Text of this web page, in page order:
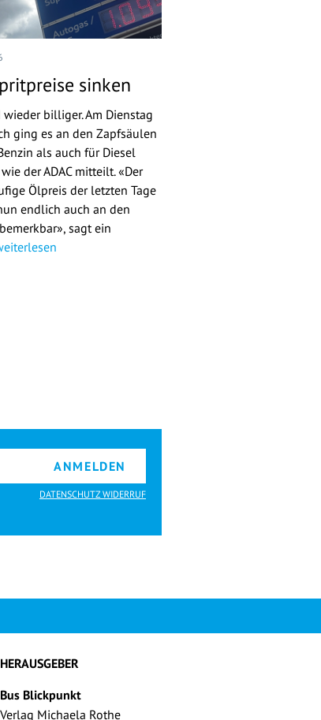
sinken
billiger. Am Dienstag
ging es an den Zapfsäulen
als auch für Diesel
der ADAC mitteilt. «Der
Ölpreis der letzten Tage
endlich auch an den
sagt ein
ANMELDEN
DATENSCHUTZ WIDERRUF
HERAUSGEBER
Bus Blickpunkt
Verlag Michaela Rothe